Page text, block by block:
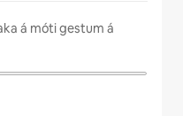
á móti gestum á